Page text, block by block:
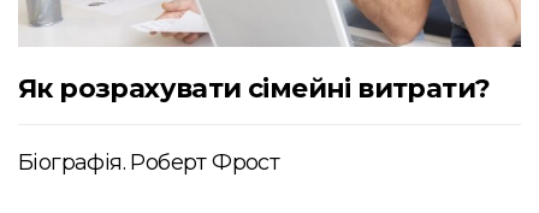
Як розрахувати сімейні витрати?
Біографія. Роберт Фрост